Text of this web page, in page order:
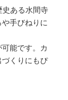
史ある水間寺
手びねりに
能です。カ
づくりにもぴ